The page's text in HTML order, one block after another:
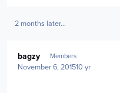
2 months later...
bagzy Members
November 6, 201510 yr